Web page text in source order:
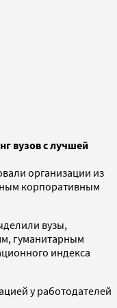
вузов с лучшей
организации из
корпоративным
вузы,
гуманитарным
индекса
у работодателей